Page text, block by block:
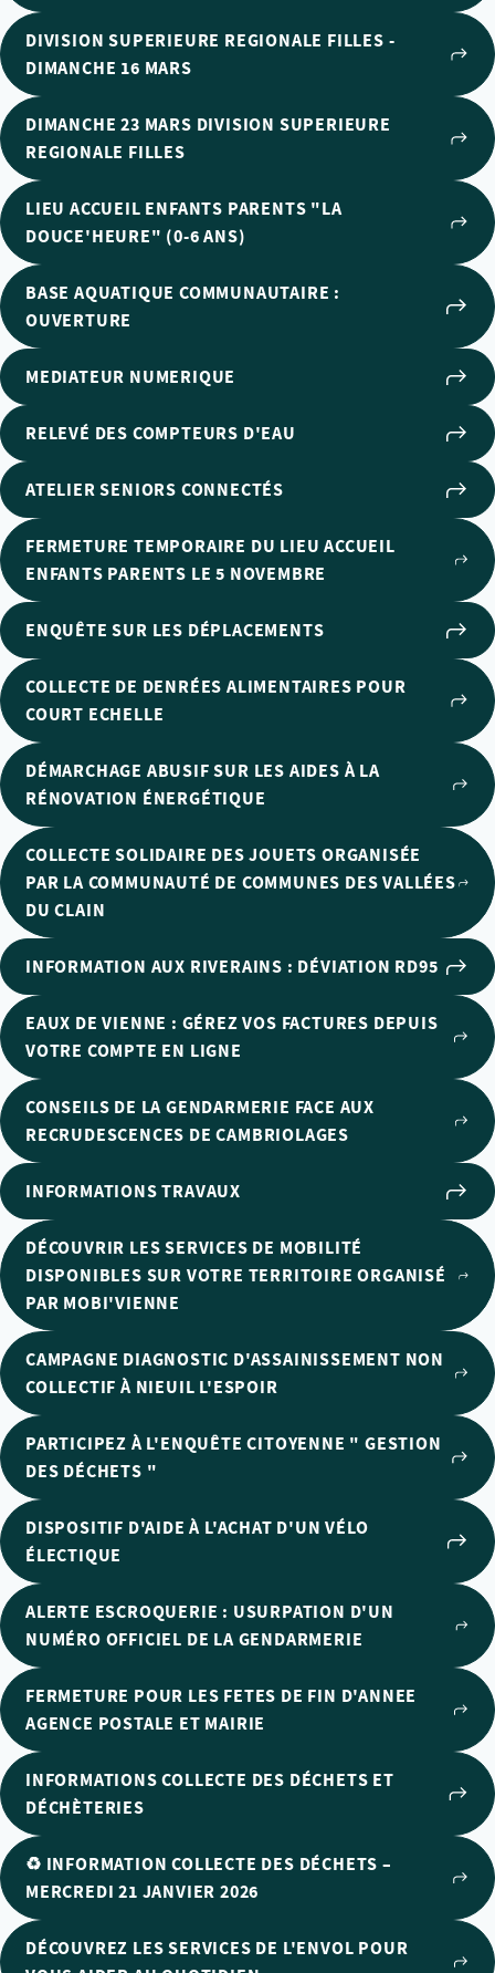
DIVISION SUPERIEURE REGIONALE FILLES -
DIMANCHE 16 MARS
DIMANCHE 23 MARS DIVISION SUPERIEURE
REGIONALE FILLES
LIEU ACCUEIL ENFANTS PARENTS "LA
DOUCE'HEURE" (0-6 ANS)
BASE AQUATIQUE COMMUNAUTAIRE :
OUVERTURE
MEDIATEUR NUMERIQUE
RELEVÉ DES COMPTEURS D'EAU
ATELIER SENIORS CONNECTÉS
FERMETURE TEMPORAIRE DU LIEU ACCUEIL
ENFANTS PARENTS LE 5 NOVEMBRE
ENQUÊTE SUR LES DÉPLACEMENTS
COLLECTE DE DENRÉES ALIMENTAIRES POUR
COURT ECHELLE
DÉMARCHAGE ABUSIF SUR LES AIDES À LA
RÉNOVATION ÉNERGÉTIQUE
COLLECTE SOLIDAIRE DES JOUETS ORGANISÉE
PAR LA COMMUNAUTÉ DE COMMUNES DES VALLÉES
DU CLAIN
INFORMATION AUX RIVERAINS : DÉVIATION RD95
EAUX DE VIENNE : GÉREZ VOS FACTURES DEPUIS
VOTRE COMPTE EN LIGNE
CONSEILS DE LA GENDARMERIE FACE AUX
RECRUDESCENCES DE CAMBRIOLAGES
INFORMATIONS TRAVAUX
DÉCOUVRIR LES SERVICES DE MOBILITÉ
DISPONIBLES SUR VOTRE TERRITOIRE ORGANISÉ
PAR MOBI'VIENNE
CAMPAGNE DIAGNOSTIC D'ASSAINISSEMENT NON
COLLECTIF À NIEUIL L'ESPOIR
PARTICIPEZ À L'ENQUÊTE CITOYENNE " GESTION
DES DÉCHETS "
DISPOSITIF D'AIDE À L'ACHAT D'UN VÉLO
ÉLECTIQUE
ALERTE ESCROQUERIE : USURPATION D'UN
NUMÉRO OFFICIEL DE LA GENDARMERIE
FERMETURE POUR LES FETES DE FIN D'ANNEE
AGENCE POSTALE ET MAIRIE
INFORMATIONS COLLECTE DES DÉCHETS ET
DÉCHÈTERIES
♻️ INFORMATION COLLECTE DES DÉCHETS –
MERCREDI 21 JANVIER 2026
DÉCOUVREZ LES SERVICES DE L'ENVOL POUR